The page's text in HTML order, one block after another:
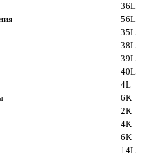
36L
56L
35L
38L
39L
40L
4L
6K
2K
4K
6K
14L